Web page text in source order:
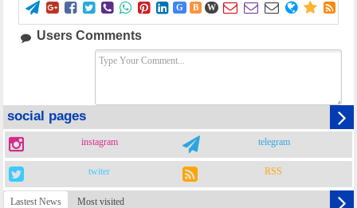
        G B W      
Users Comments
social pages
instagram telegram
twiter RSS
Lastest News Most visited